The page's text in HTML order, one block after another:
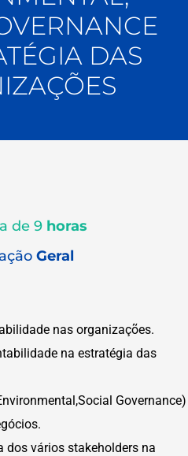
DAS
de 9horas
Geral
nas organizações.
na estratégia das
Governance)
dos vários stakeholders na